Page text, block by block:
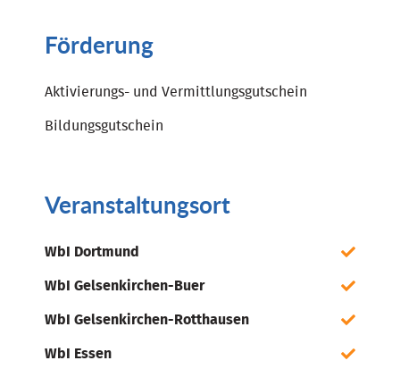
Förderung
Aktivierungs- und Vermittlungsgutschein
Bildungsgutschein
Veranstaltungsort
WbI Dortmund
WbI Gelsenkirchen-Buer
WbI Gelsenkirchen-Rotthausen
WbI Essen